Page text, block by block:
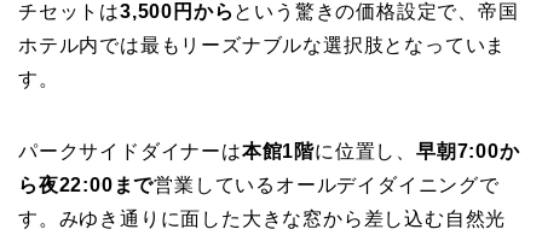
チセットは3,500円から という驚きの価格設定で、帝国
ホテル内では最もリーズナブルな選択肢となっていま
す。
パークサイドダイナーは本館1階に位置し、早朝7:00か
ら夜22:00まで営業しているオールデイダイニングで
す。みゆき通りに面した大きな窓から差し込む自然光